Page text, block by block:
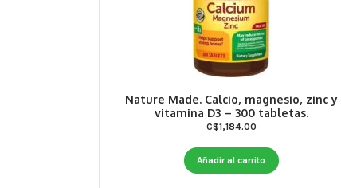
Nature Made. Calcio, magnesio, zinc y
vitamina D3 – 300 tabletas.
C$1,184.00
Añadir al carrito